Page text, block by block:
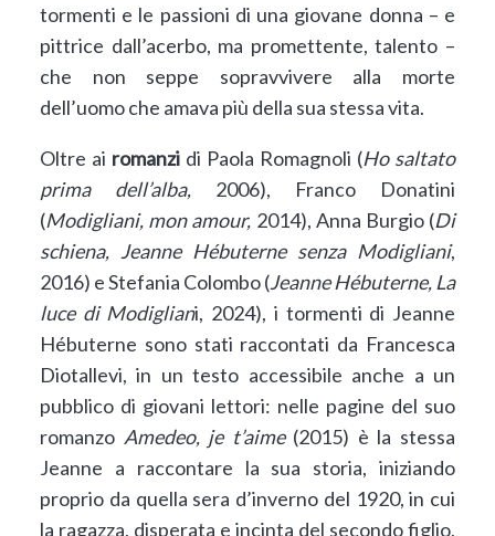
tormenti e le passioni di una giovane donna – e
pittrice dall’acerbo, ma promettente, talento –
che non seppe sopravvivere alla morte
dell’uomo che amava più della sua stessa vita.
Oltre ai romanzi di Paola Romagnoli (Ho saltato
prima dell’alba, 2006),
Franco Donatini
(Modigliani, mon amour, 2014), Anna Burgio (Di
schiena, Jeanne Hébuterne senza Modigliani,
2016) e Stefania Colombo (Jeanne Hébuterne, La
luce di Modigliani, 2024), i tormenti di Jeanne
Hébuterne sono stati raccontati da Francesca
Diotallevi, in un testo accessibile anche a un
pubblico di giovani lettori: nelle pagine del suo
romanzo Amedeo, je t’aime(2015) è la stessa
Jeanne a raccontare la sua storia, iniziando
proprio da quella sera d’inverno del 1920, in cui
la ragazza, disperata e incinta del secondo figlio,